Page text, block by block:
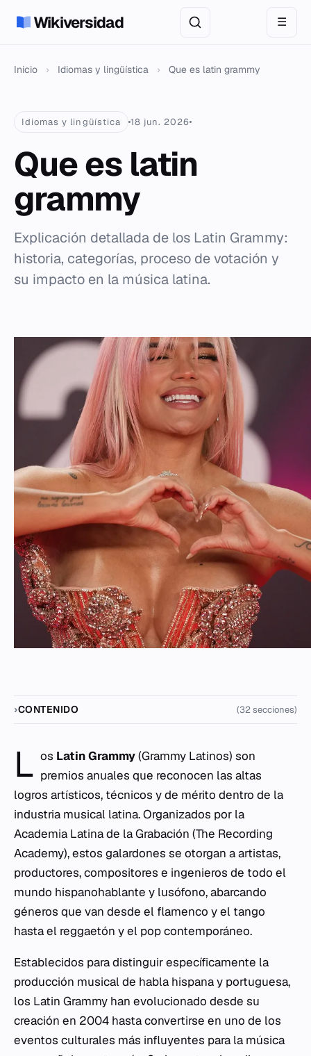
Wikiversidad ☰
Inicio › Idiomas y lingüística › Que es latin grammy
Idiomas y lingüística 18 jun. 2026
Que es latin
grammy
Explicación detallada de los Latin Grammy:
historia, categorías, proceso de votación y
su impacto en la música latina.
CONTENIDO (32 secciones)
L os Latin Grammy(Grammy Latinos) son
premios anuales que reconocen las altas
logros artísticos, técnicos y de mérito dentro de la
industria musical latina. Organizados por la
Academia Latina de la Grabación (The Recording
Academy), estos galardones se otorgan a artistas,
productores, compositores e ingenieros de todo el
mundo hispanohablante y lusófono, abarcando
géneros que van desde el flamenco y el tango
hasta el reggaetón y el pop contemporáneo.
Establecidos para distinguir específicamente la
producción musical de habla hispana y portuguesa,
los Latin Grammy han evolucionado desde su
creación en 2004 hasta convertirse en uno de los
eventos culturales más influyentes para la música